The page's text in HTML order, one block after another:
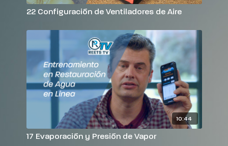
22 Configuración de Ventiladores de Aire
10:44
17 Evaporación y Presión de Vapor